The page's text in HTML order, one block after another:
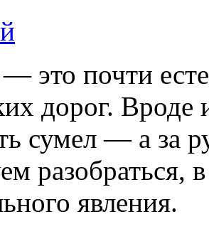
это почти
дорог. Вроде
сумел — а за
разобраться,
явления.